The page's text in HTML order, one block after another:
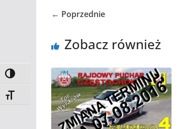
Toggle High Contrast
Toggle Font size
← Poprzednie
Zobacz również